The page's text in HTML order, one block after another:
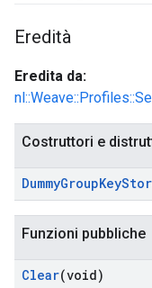
Eredità
Eredita da:
Costruttori e
DummyGroupKey
Funzioni pubbliche
Clear(void)